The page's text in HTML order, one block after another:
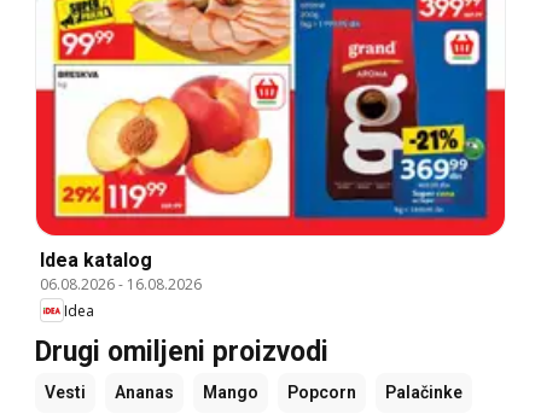
Idea katalog
06.08.2026- 16.08.2026
Idea
Drugi omiljeni proizvodi
Vesti Ananas Mango Popcorn Palačinke